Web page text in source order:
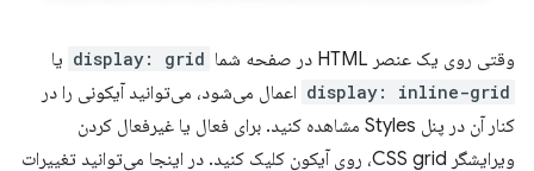
وقتی روی یک عنصر HTML در صفحه شما display: grid یا
display: inline-grid اعمال می‌شود، می‌توانید آیکونی را در
کنار آن در پنل Styles مشاهده کنید. برای فعال یا غیرفعال کردن
ویرایشگر CSS grid، روی آیکون کلیک کنید. در اینجا می‌توانید تغییرات